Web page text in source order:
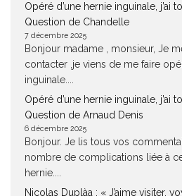
Opéré d’une hernie inguinale, j’ai
Question de Chandelle
7 décembre 2025
Bonjour madame , monsieur, Je
contacter ,je viens de me faire
inguinale....
Opéré d’une hernie inguinale, j’ai
Question de Arnaud Denis
6 décembre 2025
Bonjour. Je lis tous vos
nombre de complications liée à
hernie....
Nicolas Duplàa : « J’aime visiter,